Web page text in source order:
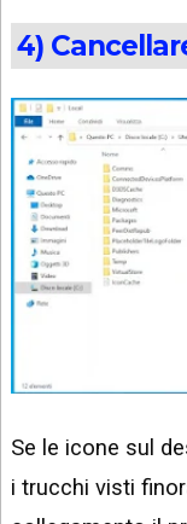
4)
Se le icone sul
i trucchi visti